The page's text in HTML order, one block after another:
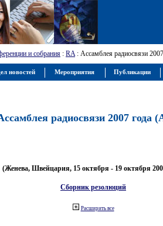
и собрания : RA: Ассамблея радиосвязи
радиосвязи 2007 года
(Женева, Швейцария, 15 октября - 19 октября
Сборник резолюций
Расширить все
новостей Мероприятия Публикации